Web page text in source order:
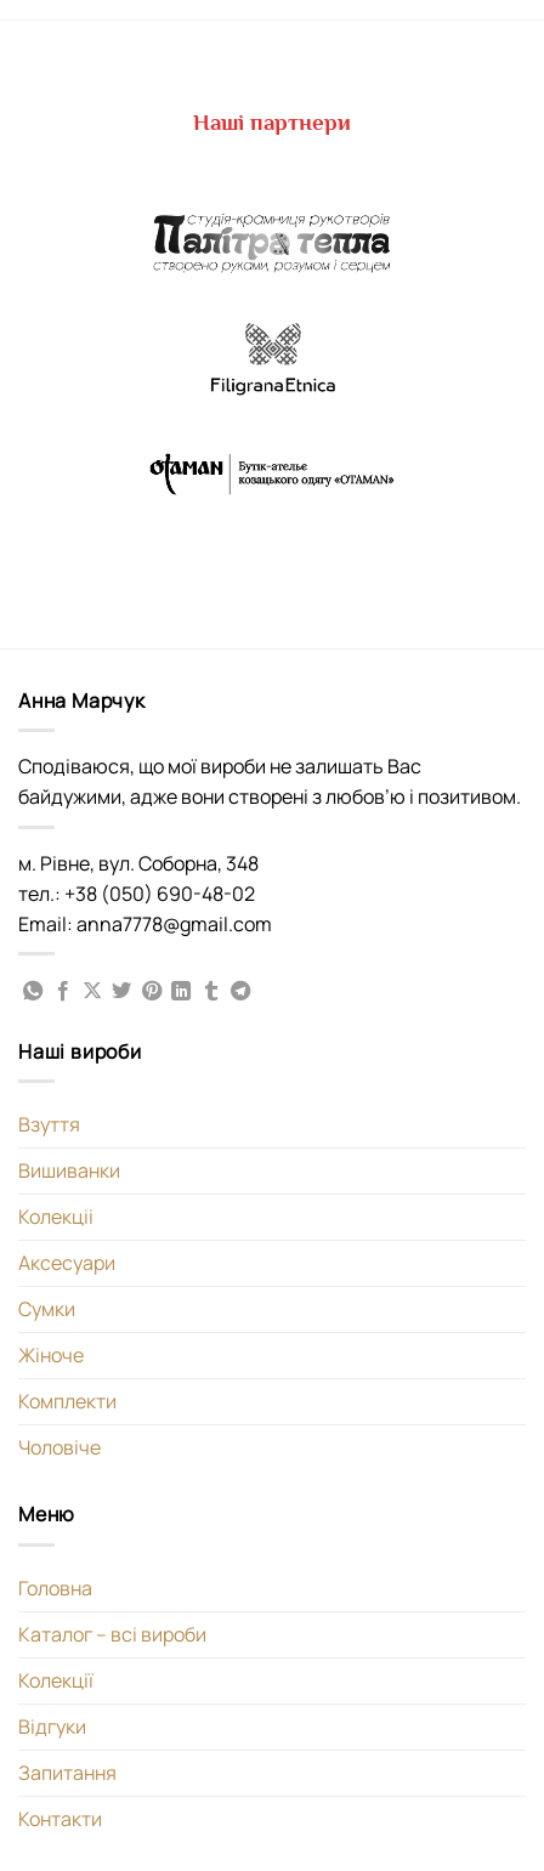
Наші партнери
Анна Марчук
Сподіваюся, що мої вироби не залишать Вас
байдужими, адже вони створені з любов’ю і позитивом.
м. Рівне, вул. Соборна, 348
тел.: +38 (050) 690-48-02
Email: anna7778@gmail.com
Наші вироби
Взуття
Вишиванки
Колекціі
Аксесуари
Сумки
Жіноче
Комплекти
Чоловіче
Меню
Головна
Каталог – всі вироби
Колекції
Відгуки
Запитання
Контакти